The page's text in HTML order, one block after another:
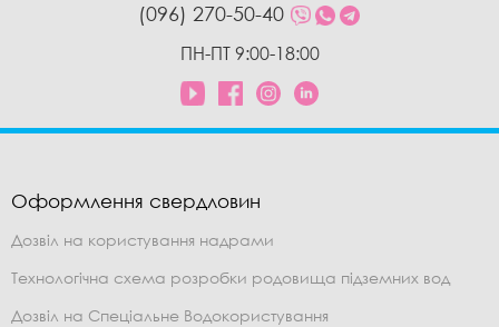
(096) 270-50-40
ПН-ПТ 9:00-18:00
Оформлення свердловин
Дозвіл на користування надрами
Технологічна схема розробки родовища підземних вод
Дозвіл на Спеціальне Водокористування